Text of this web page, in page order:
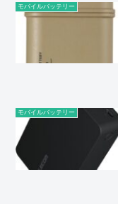
モバイルバッテリー
モバイルバッテリー